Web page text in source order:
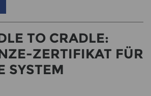
TO CRADLE:
ZERTIFIKAT FÜR
SYSTEM